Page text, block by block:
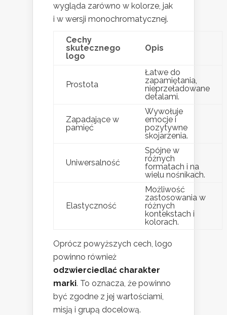
wygląda zarówno w kolorze, jak
i w wersji monochromatycznej.
Cechy
skutecznego
logo
Opis
Prostota
Łatwe do
zapamiętania,
nieprzeładowane
detalami.
Zapadające w
pamięć
Wywołuje
emocje i
pozytywne
skojarzenia.
Uniwersalność
Spójne w
różnych
formatach i na
wielu nośnikach.
Elastyczność
Możliwość
zastosowania w
różnych
kontekstach i
kolorach.
Oprócz powyższych cech, logo
powinno również
odzwierciedlać charakter
marki. To oznacza, że powinno
być zgodne z jej wartościami,
misją i grupą docelową.